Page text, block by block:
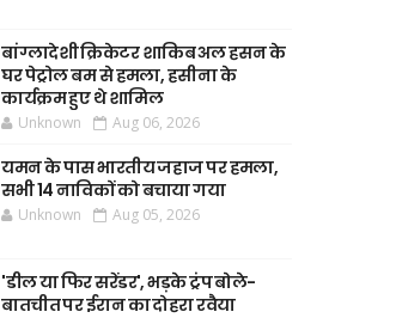
बांग्लादेशी क्रिकेटर शाकिब अल हसन के
घर पेट्रोल बम से हमला, हसीना के
कार्यक्रम हुए थे शामिल
Unknown Aug 06, 2026
यमन के पास भारतीय जहाज पर हमला,
सभी 14 नाविकों को बचाया गया
Unknown Aug 05, 2026
'डील या फिर सरेंडर', भड़के ट्रंप बोले-
बातचीत पर ईरान का दोहरा रवैया